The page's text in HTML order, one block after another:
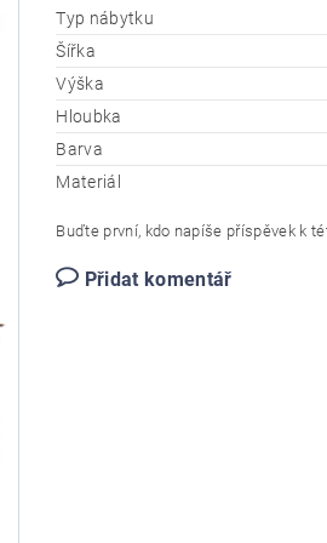
Typ nábytku
Šířka
Výška
Hloubka
Barva
Materiál
Buďte první, kdo napíše příspěvek k
Přidat komentář